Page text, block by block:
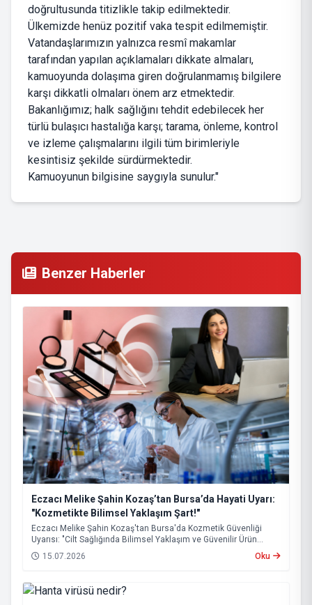
doğrultusunda titizlikle takip edilmektedir.
Ülkemizde henüz pozitif vaka tespit edilmemiştir.
Vatandaşlarımızın yalnızca resmî makamlar
tarafından yapılan açıklamaları dikkate almaları,
kamuoyunda dolaşıma giren doğrulanmamış bilgilere
karşı dikkatli olmaları önem arz etmektedir.
Bakanlığımız; halk sağlığını tehdit edebilecek her
türlü bulaşıcı hastalığa karşı; tarama, önleme, kontrol
ve izleme çalışmalarını ilgili tüm birimleriyle
kesintisiz şekilde sürdürmektedir.
Kamuoyunun bilgisine saygıyla sunulur."
Benzer Haberler
Eczacı Melike Şahin Kozaş’tan Bursa’da Hayati Uyarı:
"Kozmetikte Bilimsel Yaklaşım Şart!"
Eczacı Melike Şahin Kozaş'tan Bursa'da Kozmetik Güvenliği
Uyarısı: "Cilt Sağlığında Bilimsel Yaklaşım ve Güvenilir Ürün
Kullanımı Hayati Önem Taşıyor"
15.07.2026 Oku